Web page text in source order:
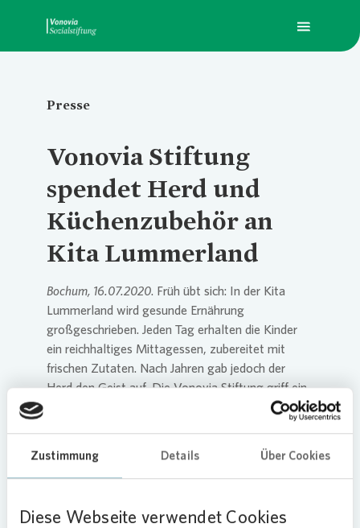
Zustimmung Details Über Cookies
Diese Webseite verwendet Cookies
Über Uns
Presse
Kontakt
vonovia.de
Presse
VonoviaStiftung
spendet Herd und
Küchenzubehör an
Kita Lummerland
Bochum, 16.07.2020. Früh übt sich: In der Kita
Lummerland wird gesunde Ernährung
großgeschrieben. Jeden Tag erhalten die Kinder
ein reichhaltiges Mittagessen, zubereitet mit
frischen Zutaten. Nach Jahren gab jedoch der
Herd den Geist auf. DieVonoviaStiftung griff ein
und finanzierte einen neuen Herd sowie eine
Pfanne, Backbleche, Schalen und Becher in einem
Die Kita Lummerland aus Bochum-Dahlhausen
Monaten bis sechs Jahren. Pädagogisch